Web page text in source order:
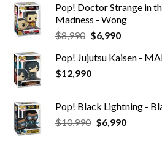
Pop! Doctor Strange in
Madness - Wong
$8,990 El
original
era:
$6,990El
actual
Pop! Jujutsu Kaisen -
$12,990
Pop! Black Lightning -
$10,990 El
$6,990El